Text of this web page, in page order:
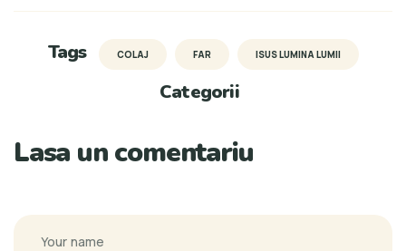
Tags COLAJ FAR ISUS LUMINA LUMII
Categorii
Lasa un comentariu